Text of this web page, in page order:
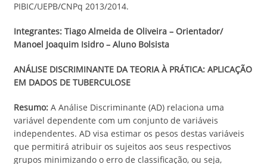
PIBIC/UEPB/CNPq 2013/2014.
Integrantes: Tiago Almeida de Oliveira – Orientador/
Manoel Joaquim Isidro – Aluno Bolsista
ANÁLISE DISCRIMINANTE DA TEORIA À PRÁTICA: APLICAÇÃO
EM DADOS DE TUBERCULOSE
Resumo: A Análise Discriminante (AD) relaciona uma
variável dependente com um conjunto de variáveis
independentes. AD visa estimar os pesos destas variáveis
que permitirá atribuir os sujeitos aos seus respectivos
grupos minimizando o erro de classificação, ou seja,